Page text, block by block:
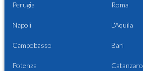
Perugia Roma
Napoli L'Aquila
Campobasso Bari
Potenza Catanzaro